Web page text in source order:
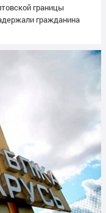
границы
гражданина